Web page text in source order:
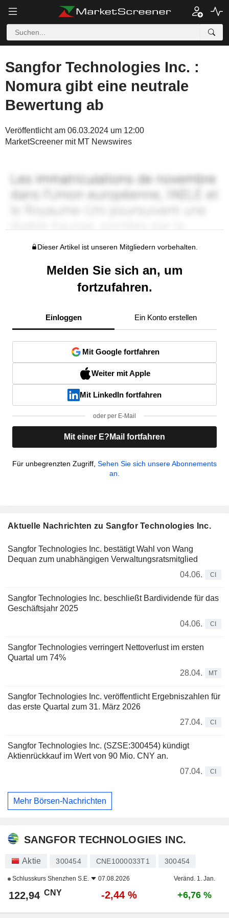
Sangfor Technologies Inc. :
Nomura gibt eine neutrale
Bewertung ab
Veröffentlicht am 06.03.2024 um 12:00
MarketScreener mit MT Newswires
Dieser Artikel ist unseren Mitgliedern vorbehalten.
Melden Sie sich an, um
fortzufahren.
Einloggen Ein Konto erstellen
Mit Google fortfahren
Weiter mit Apple
Mit LinkedIn fortfahren
oder per E-Mail
Mit einer E?Mail fortfahren
Für unbegrenzten Zugriff, Sehen Sie sich unsere Abonnements
an.
Aktuelle Nachrichten zu Sangfor Technologies Inc.
Sangfor Technologies Inc. bestätigt Wahl von Wang
Dequan zum unabhängigen Verwaltungsratsmitglied
04.06.
CI
Sangfor Technologies Inc. beschließt Bardividende für das
Geschäftsjahr 2025
04.06.
CI
Sangfor Technologies verringert Nettoverlust im ersten
Quartal um 74%
28.04.
MT
Sangfor Technologies Inc. veröffentlicht Ergebniszahlen für
das erste Quartal zum 31. März 2026
27.04.
CI
Sangfor Technologies Inc. (SZSE:300454) kündigt
Aktienrückkauf im Wert von 90 Mio. CNY an.
07.04.
CI
Mehr Börsen-Nachrichten
SANGFOR TECHNOLOGIES INC.
Aktie 300454 CNE1000033T1 300454
Schlusskurs Shenzhen S.E. 07.08.2026 Veränd. 1. Jan.
122,94 CNY -2,44 % +6,76 %